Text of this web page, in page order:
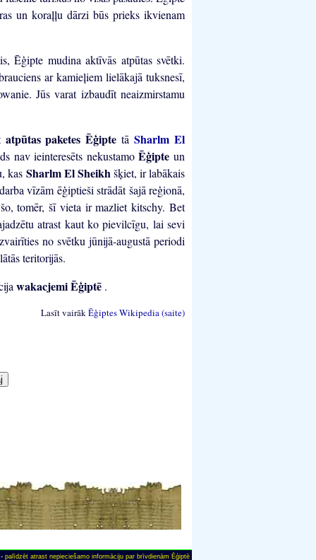
un koraļļu dārzi būs prieks ikvienam
Ēģipte mudina aktīvās atpūtas svētki.
ar kamieļiem lielākajā tuksnesī,
Jūs varat izbaudīt neaizmirstamu
atpūtas paketesĒģiptetāSharlm El
nav ieinteresēts nekustamoĒģipteun
kas Sharlm El Sheikhšķiet, ir labākais
vīzām ēģiptieši strādāt šajā reģionā,
tomēr, šī vieta ir mazliet kitschy. Bet
atrast kaut ko pievilcīgu, lai sevi
no svētku jūnijā-augustā periodi
teritorijās.
wakacjemi Ēģiptē .
Lasīt vairākĒģiptes Wikipedia (saite)
palīdzēt atrast nepieciešamo informāciju par brīvdienām Ēģiptē